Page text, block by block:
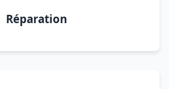
Réparation